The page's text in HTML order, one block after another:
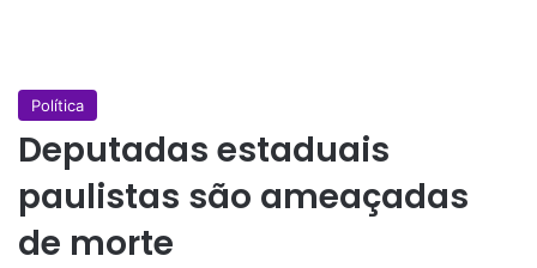
Política
Deputadas estaduais
paulistas são ameaçadas
de morte